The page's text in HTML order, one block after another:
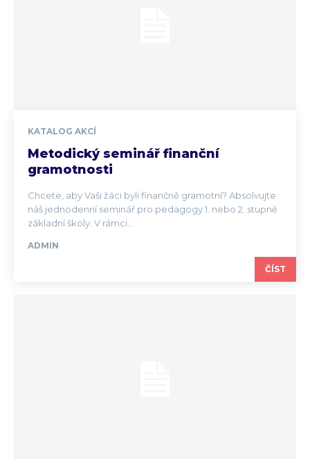
KATALOG AKCÍ
Metodický seminář finanční
gramotnosti
Chcete, aby Vaši žáci byli finančně gramotní? Absolvujte
náš jednodenní seminář pro pedagogy 1. nebo 2. stupně
základní školy. V rámci...
ADMIN
ČÍST